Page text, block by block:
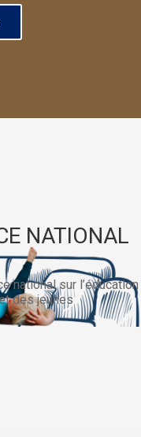
NATIONAL
national sur l’éducation
des jeunes